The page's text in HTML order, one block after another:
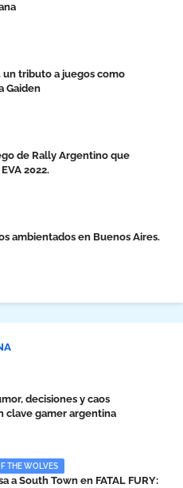
un tributo a juegos como
Gaiden
de Rally Argentino que
2022.
ambientados en Buenos Aires.
decisiones y caos
clave gamer argentina
THE WOLVES
a South Town en FATAL FURY: